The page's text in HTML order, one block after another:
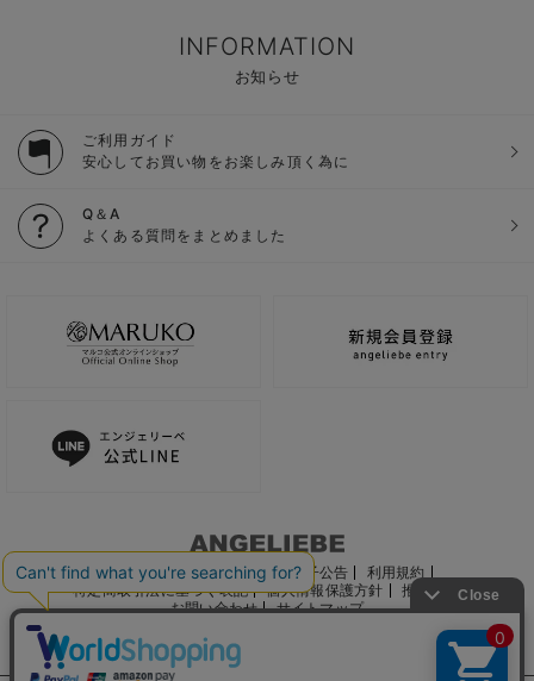
INFORMATION
お知らせ
ご利用ガイド
安心してお買い物をお楽しみ頂く為に
Q＆A
よくある質問をまとめました
ご利用ガイド 会社概要 電子公告
利用規約
特定商取引法に基づく表記
個人情報保護方針
推奨環境
お問い合わせ
サイトマップ